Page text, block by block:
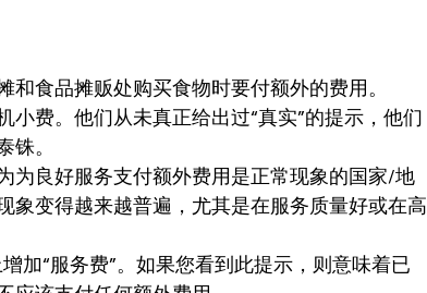
食品摊贩处购买食物时要付额外的费用。
费。他们从未真正给出过“真实”的提示，他们
铢。
为良好服务支付额外费用是正常现象的国家/地
象变得越来越普遍，尤其是在服务质量好或在高
加“服务费”。如果您看到此提示，则意味着已